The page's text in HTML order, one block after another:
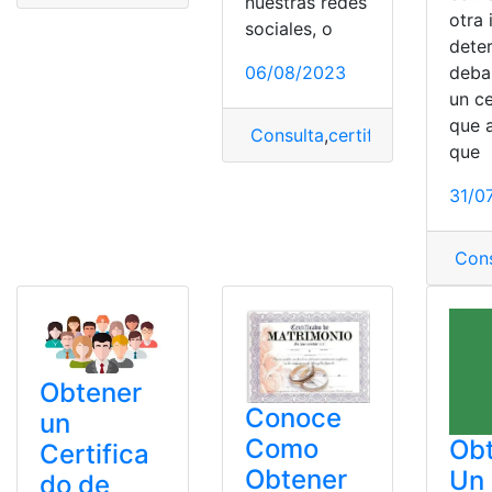
sociales, o
06/08/2023
Consulta,certificado
otra
un
que
que
31/
Obtener
un
Certifica
do de
Conoce
Como
Obtener
Un